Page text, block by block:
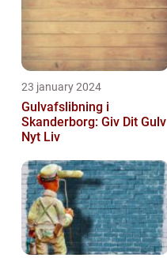
23 january 2024
Gulvafslibning i
Skanderborg: Giv Dit Gulv
Nyt Liv